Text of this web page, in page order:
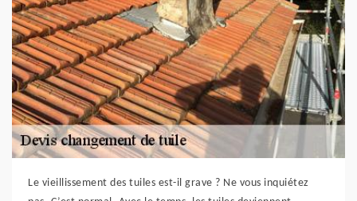
Le vieillissement des tuiles est-il grave ? Ne vous inquiétez